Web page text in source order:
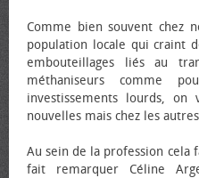
Comme bien souvent chez
population locale qui craint
embouteillages liés au
méthaniseurs comme
investissements lourds,
nouvelles mais chez les
Au sein de la profession cela
fait remarquer Céline